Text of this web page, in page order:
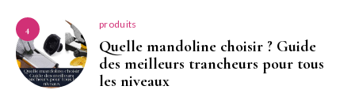
4 produits
Quelle mandoline choisir ? Guide
des meilleurs trancheurs pour tous
les niveaux